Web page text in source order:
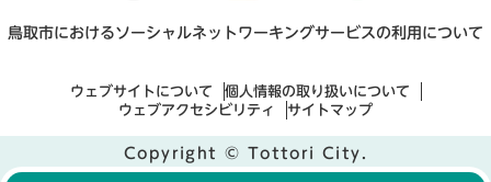
鳥取市におけるソーシャルネットワーキングサービスの利用について
ウェブサイトについて
個人情報の取り扱いについて
ウェブアクセシビリティ
サイトマップ
Copyright © Tottori City.